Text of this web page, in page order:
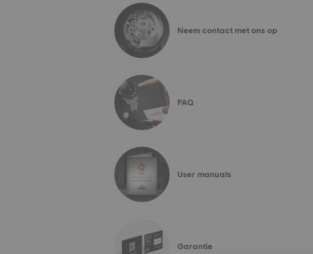
Neem contact met ons op
FAQ
User manuals
Garantie